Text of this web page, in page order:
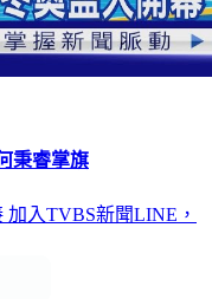
秉睿掌旗
加入TVBS新聞LINE，